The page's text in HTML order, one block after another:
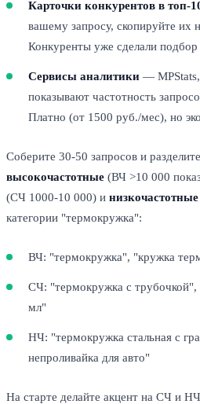
Карточки конкурентов в топ-
вашему запросу, скопируйте их
Конкуренты уже сделали подбор
Сервисы аналитики —
показывают частотность
Платно (от 1500 руб./мес), но
Соберите 30-50 запросов и
высокочастотные (ВЧ >10 000
(СЧ 1000-10 000) и низкочастотные
категории "термокружка":
ВЧ: "термокружка", "кружка
СЧ: "термокружка с
мл"
НЧ: "термокружка стальная с
непроливайка для авто"
На старте делайте акцент на СЧ и